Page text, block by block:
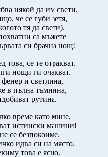
някой да им свети.
че се губи зетя,
тя да свети).
са мъжете
си брачна нощ!
това, се те отракват.
нощи ги очакват.
фенер и светлина,
в пълна тъмнина,
рутина.
време като мине,
истински машини!
се безпокоиме.
идва си на място.
това е ясно.